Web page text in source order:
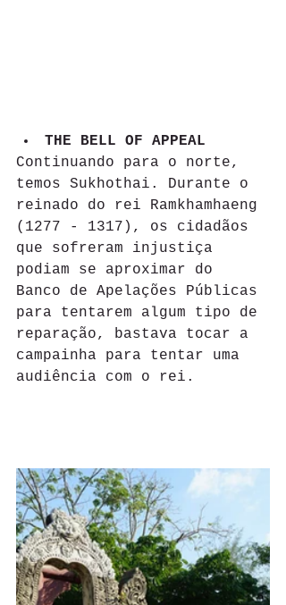
THE BELL OF APPEAL
Continuando para o norte,
temos Sukhothai. Durante o
reinado do rei Ramkhamhaeng
(1277 - 1317), os cidadãos
que sofreram injustiça
podiam se aproximar do
Banco de Apelações Públicas
para tentarem algum tipo de
reparação, bastava tocar a
campainha para tentar uma
audiência com o rei.